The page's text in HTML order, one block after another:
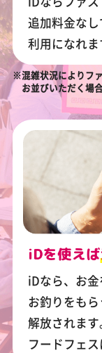
追加料金な
利用になれま
※混雑状況によりフ
お並びいただく場
iDなら、お金
お釣りをも
解放されま
フードフェ